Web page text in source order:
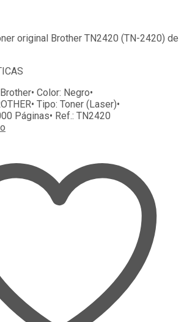
original Brother TN2420 (TN-2420) de
Brother• Color: Negro•
• Tipo: Toner (Laser)•
Páginas• Ref.: TN2420